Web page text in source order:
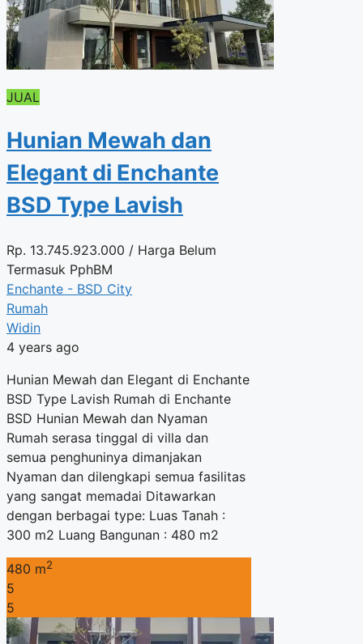
JUAL
Hunian Mewah dan
Elegant di Enchante
BSD Type Lavish
Rp. 13.745.923.000 / Harga Belum
Termasuk PphBM
Enchante - BSD City
Rumah
Widin
4 years ago
Hunian Mewah dan Elegant di Enchante
BSD Type Lavish Rumah di Enchante
BSD Hunian Mewah dan Nyaman
Rumah serasa tinggal di villa dan
semua penghuninya dimanjakan
Nyaman dan dilengkapi semua fasilitas
yang sangat memadai Ditawarkan
dengan berbagai type: Luas Tanah :
300 m2 Luang Bangunan : 480 m2
480 m2
5
5